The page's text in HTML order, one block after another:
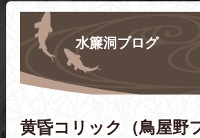
水簾洞ブログ
黄昏コリック（鳥屋野